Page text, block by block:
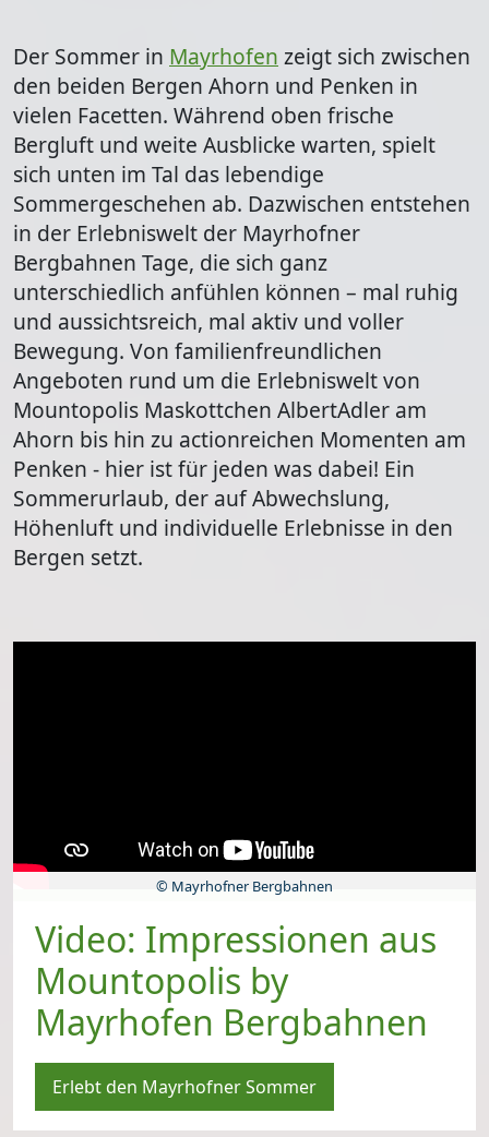
Der Sommer in Mayrhofen zeigt sich zwischen
den beiden Bergen Ahorn und Penken in
vielen Facetten. Während oben frische
Bergluft und weite Ausblicke warten, spielt
sich unten im Tal das lebendige
Sommergeschehen ab. Dazwischen entstehen
in der Erlebniswelt der Mayrhofner
Bergbahnen Tage, die sich ganz
unterschiedlich anfühlen können – mal ruhig
und aussichtsreich, mal aktiv und voller
Bewegung. Von familienfreundlichen
Angeboten rund um die Erlebniswelt von
Mountopolis Maskottchen AlbertAdler am
Ahorn bis hin zu actionreichen Momenten am
Penken - hier ist für jeden was dabei! Ein
Sommerurlaub, der aufAbwechslung,
Höhenluft und individuelle Erlebnisse in den
Bergen setzt.
© Mayrhofner Bergbahnen
Video: Impressionen aus
Mountopolis by
Mayrhofen Bergbahnen
Erlebt den Mayrhofner Sommer